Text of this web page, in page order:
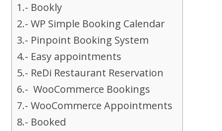
1.- Bookly
2.- WP Simple Booking Calendar
3.- Pinpoint Booking System
4.- Easy appointments
5.- ReDi Restaurant Reservation
6.- WooCommerce Bookings
7.- WooCommerce Appointments
8.- Booked